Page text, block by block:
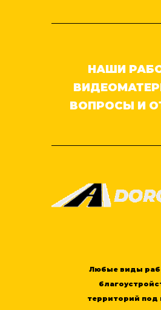
НАШИ
ВОПРОСЫ И
Любые виды
территорий под